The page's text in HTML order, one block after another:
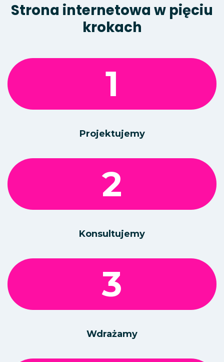
Strona internetowa w pięciu
krokach
1
Projektujemy
2
Konsultujemy
3
Wdrażamy